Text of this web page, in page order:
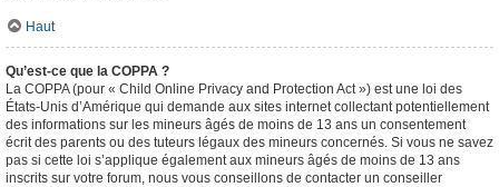
Haut
Qu’est-ce que la COPPA ?
La COPPA (pour « Child Online Privacy and Protection Act ») est une loi des
États-Unis d’Amérique qui demande aux sites internet collectant potentiellement
des informations sur les mineurs âgés de moins de 13 ans un consentement
écrit des parents ou des tuteurs légaux des mineurs concernés. Si vous ne savez
pas si cette loi s’applique également aux mineurs âgés de moins de 13 ans
inscrits sur votre forum, nous vous conseillons de contacter un conseiller